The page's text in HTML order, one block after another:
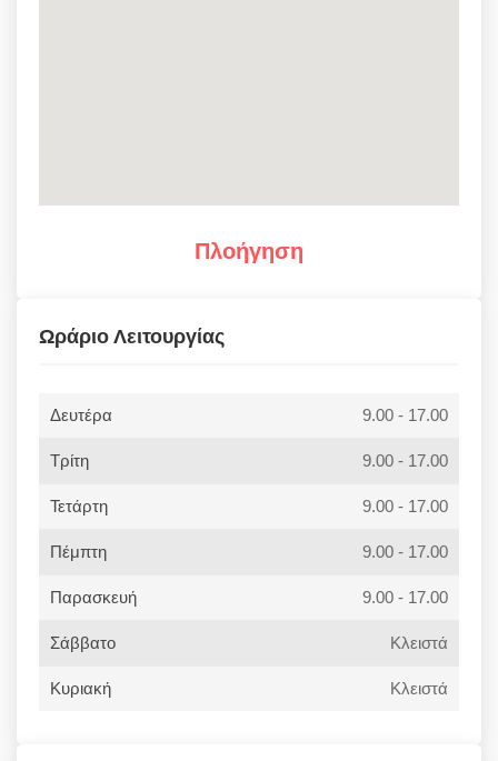
Πλοήγηση
Ωράριο Λειτουργίας
Δευτέρα 9.00 - 17.00
Τρίτη 9.00 - 17.00
Τετάρτη 9.00 - 17.00
Πέμπτη 9.00 - 17.00
Παρασκευή 9.00 - 17.00
Σάββατο Κλειστά
Κυριακή Κλειστά